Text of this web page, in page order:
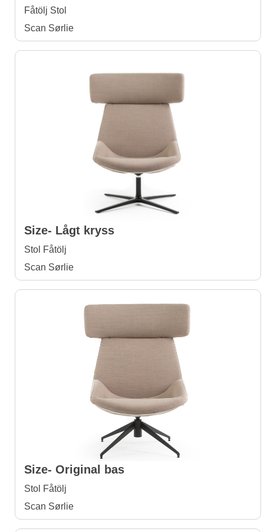
Fåtölj Stol
Scan Sørlie
Size- Lågt kryss
Stol Fåtölj
Scan Sørlie
Size- Original bas
Stol Fåtölj
Scan Sørlie